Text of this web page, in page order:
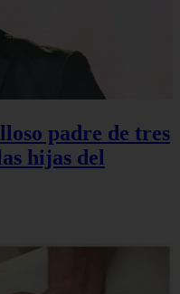
padre de tres
hijas del